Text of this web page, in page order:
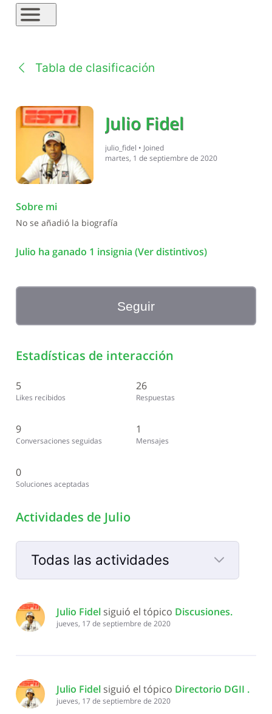
Tabla de clasificación
Julio Fidel
julio_fidel • Joined
martes, 1 de septiembre de 2020
Sobre mi
No se añadió la biografía
Julio ha ganado 1 insignia (Ver distintivos)
Seguir
Estadísticas de interacción
5
Likes recibidos
26
Respuestas
9
Conversaciones seguidas
1
Mensajes
0
Soluciones aceptadas
Actividades de Julio
Todas las actividades
Selected
Todas
las
actividades
Julio Fidel siguió el tópico Discusiones.
jueves, 17 de septiembre de 2020
Julio Fidel siguió el tópico Directorio DGII .
jueves, 17 de septiembre de 2020